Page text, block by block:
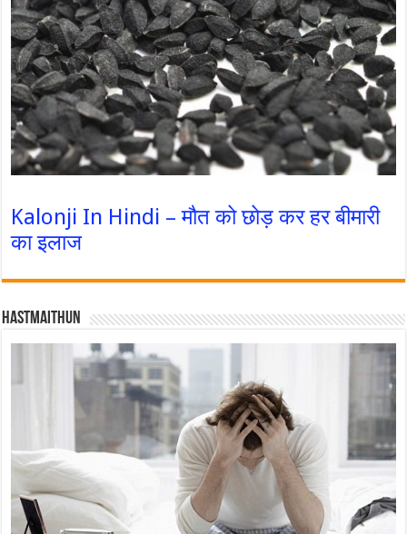
Kalonji In Hindi – मौत को छोड़ कर हर बीमारी
का इलाज
Hastmaithun